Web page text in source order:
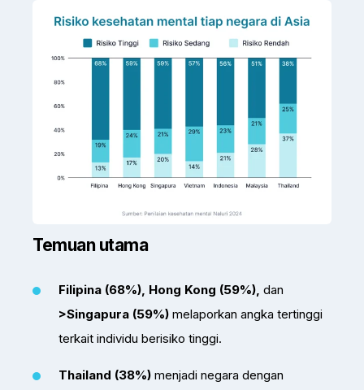
Temuan utama
Filipina (68%), Hong Kong (59%), dan
>Singapura (59%) melaporkan angka tertinggi
terkait individu berisiko tinggi.
Thailand (38%) menjadi negara dengan